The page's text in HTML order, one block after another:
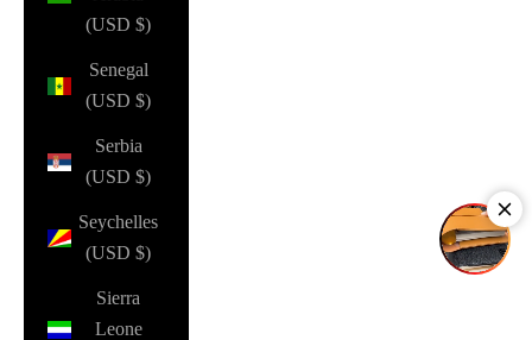
(USD $)
Senegal
(USD $)
Serbia
(USD $)
Seychelles
(USD $)
Sierra
Leone